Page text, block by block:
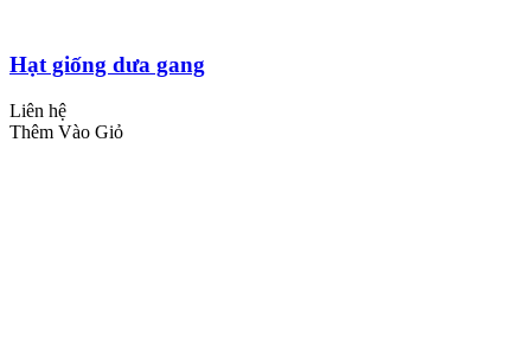
Hạt giống dưa gang
Liên hệ
Thêm Vào Giỏ